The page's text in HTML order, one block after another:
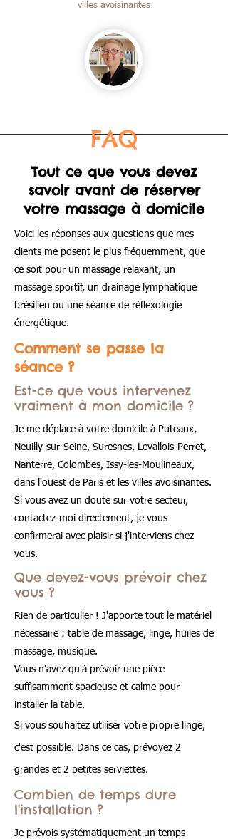
villes avoisinantes
FAQ
Tout ce que vous devez
savoir avant de réserver
votre massage à domicile
Voici les réponses aux questions que mes
clients me posent le plus fréquemment, que
ce soit pour un massage relaxant, un
massage sportif, un drainage lymphatique
brésilien ou une séance de réflexologie
énergétique.
Comment se passe la
séance ?
Est-ce que vous intervenez
vraiment à mon domicile ?
Je me déplace à votre domicile à Puteaux,
Neuilly-sur-Seine, Suresnes, Levallois-Perret,
Nanterre, Colombes, Issy-les-Moulineaux,
dans l'ouest de Paris et les villes avoisinantes.
Si vous avez un doute sur votre secteur,
contactez-moi directement, je vous
confirmerai avec plaisir si j'interviens chez
vous.
Que devez-vous prévoir chez
vous ?
Rien de particulier ! J'apporte tout le matériel
nécessaire : table de massage, linge, huiles de
massage, musique.
Vous n'avez qu'à prévoir une pièce
suffisamment spacieuse et calme pour
installer la table.
Si vous souhaitez utiliser votre propre linge,
c'est possible. Dans ce cas, prévoyez 2
grandes et 2 petites serviettes.
Combien de temps dure
l'installation ?
Je prévois systématiquement un temps